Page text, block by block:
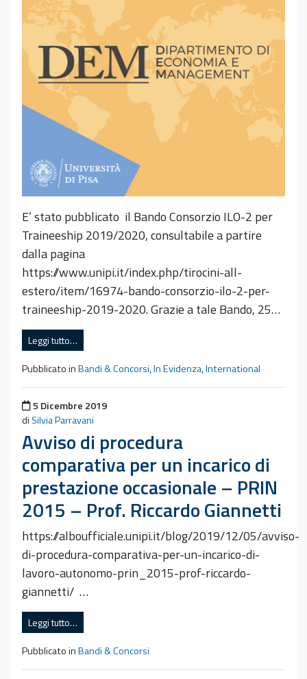
E’ stato pubblicato il Bando Consorzio ILO-2 per
Traineeship 2019/2020, consultabile a partire
dalla pagina
https://www.unipi.it/index.php/tirocini-all-
estero/item/16974-bando-consorzio-ilo-2-per-
traineeship-2019-2020. Grazie a tale Bando, 25…
Leggi tutto…
Pubblicato inBandi & Concorsi,In Evidenza,International
Pubblicato il
5 Dicembre 2019
diSilvia Parravani
Avviso di procedura
comparativa per un incarico di
prestazione occasionale – PRIN
2015 – Prof. Riccardo Giannetti
https://alboufficiale.unipi.it/blog/2019/12/05/avviso-
di-procedura-comparativa-per-un-incarico-di-
lavoro-autonomo-prin_2015-prof-riccardo-
giannetti/ …
Leggi tutto…
Pubblicato inBandi & Concorsi